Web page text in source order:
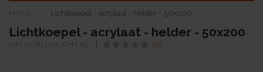
Home Lichtkoepel - acrylaat - helder - 50x200
Lichtkoepel - acrylaat - helder - 50x200
NATUURLIJKLICHT.NL (0)